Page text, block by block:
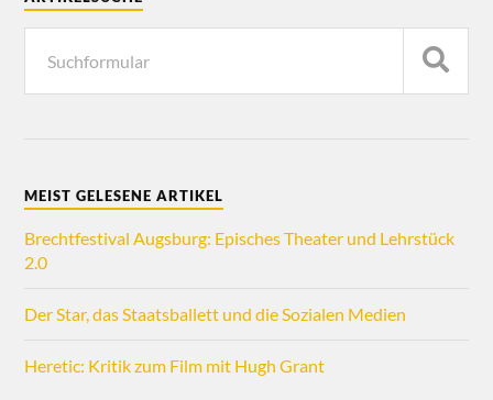
MEIST GELESENE ARTIKEL
Brechtfestival Augsburg: Episches Theater und Lehrstück
2.0
Der Star, das Staatsballett und die Sozialen Medien
Heretic: Kritik zum Film mit Hugh Grant